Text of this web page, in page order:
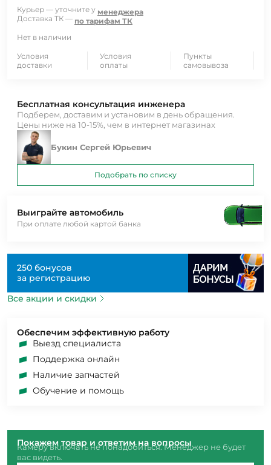
Курьер — уточните у менеджера
Доставка ТК — по тарифам ТК
Нет в наличии
Условия
доставки
Условия
оплаты
Пункты
самовывоза
Выиграйте автомобиль
При оплате любой картой банка
250 бонусов
за регистрацию
Все акции и скидки
Обеспечим эффективную работу
Выезд специалиста
Поддержка онлайн
Наличие запчастей
Обучение и помощь
Покажем товар и ответим на вопросы
Камеру включать не понадобиться. Менеджер не будет
вас видеть.
Бесплатная консультация инженера
Подберем, доставим и установим в день обращения.
Цены ниже на 10-15%, чем в интернет магазинах
Букин Сергей Юрьевич
Подобрать по списку